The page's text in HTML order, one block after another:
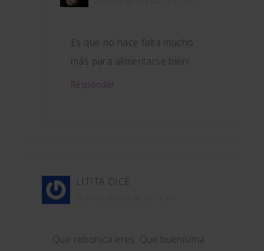
Es que no hace falta mucho
más para alimentarse bien!
Responder
LITITA DICE
Que rebonica eres. Que buenísima